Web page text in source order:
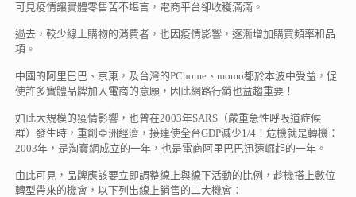
可見疫情讓實體零售苦不堪言，電商平台卻收穫滿滿。
過去，較少線上購物的消費者，也因疫情影響，逐漸增加購買頻率和品
項。
中國的阿里巴巴、京東，及台灣的PChome、momo都於本波中受益，促
使許多實體品牌加入電商的意願，因此網路行銷也益趨重要！
如此大規模的疫情影響，也曾在2003年SARS（嚴重急性呼吸道症候
群）發生時，重創亞洲經濟，接連使全台GDP減少1/4！危機就是轉機：
2003年，是淘寶網成立的一年，也是電商阿里巴巴迅速崛起的一年。
由此可見，品牌應該要立即調整線上與線下活動的比例，趁機搭上數位
轉型帶來的機會，以下列出線上銷售的二大機會：